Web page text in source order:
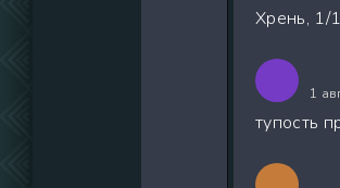
Хрень, 1/
1
тупость